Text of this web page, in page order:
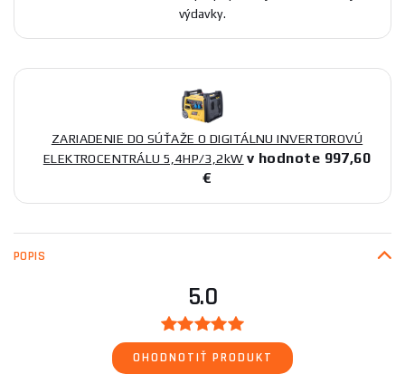
výdavky.
ZARIADENIE DO SÚŤAŽE O DIGITÁLNU INVERTOROVÚ
ELEKTROCENTRÁLU 5,4HP/3,2kW v hodnote 997,60
€
POPIS
5.0
OHODNOTIŤ PRODUKT